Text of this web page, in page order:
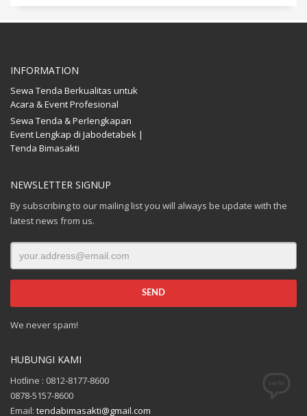
INFORMATION
Sewa Tenda Berkualitas untuk
Acara & Event Profesional
Sewa Tenda & Perlengkapan
Event Lengkap di Jabodetabek |
Tenda Bimasakti
NEWSLETTER SIGNUP
By subscribing to our mailing list you will always be update with the
latest news from us.
We never spam!
HUBUNGI KAMI
Hotline : 0812-8177-8600
0878-5157-8600
Email: tendabimasakti@gmail.com